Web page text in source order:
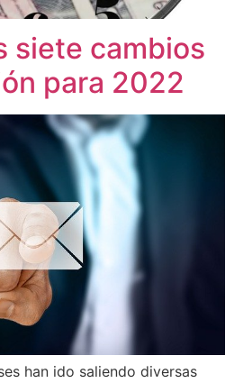
siete cambios
para 2022
han ido saliendo diversas